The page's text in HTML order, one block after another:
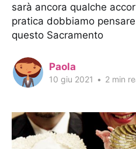
sarà ancora qualche
pratica dobbiamo
questo Sacramento
Paola
10 giu 2021 • 2 min